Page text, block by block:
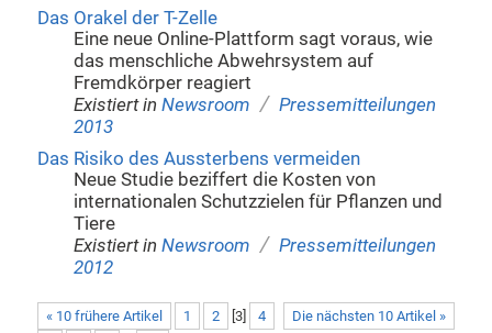
Das Orakel der T-Zelle
Eine neue Online-Plattform sagt voraus, wie
das menschliche Abwehrsystem auf
Fremdkörper reagiert
Existiert in Newsroom / Pressemitteilungen
2013
Das Risiko des Aussterbens vermeiden
Neue Studie beziffert die Kosten von
internationalen Schutzzielen für Pflanzen und
Tiere
Existiert in Newsroom / Pressemitteilungen
2012
« 10 frühere Artikel Die nächsten 10 Artikel »
1 2 3]
4